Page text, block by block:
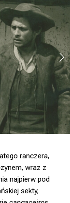
ranczera,
wraz z
najpierw pod
sekty,